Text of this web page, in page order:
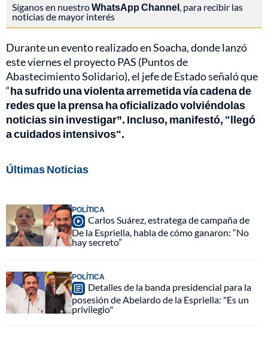
Síganos en nuestroWhatsApp Channel , para recibir las
noticias de mayor interés
Durante un evento realizado en Soacha, donde lanzó
este viernes el proyecto PAS (Puntos de
Abastecimiento Solidario), el jefe de Estado señaló que
“ha sufrido una violenta arremetida vía cadena de
redes que la prensa ha oficializado volviéndolas
noticias sin investigar”. Incluso, manifestó, "llegó
a cuidados intensivos".
Últimas Noticias
POLÍTICA
Carlos Suárez, estratega de campaña de
De la Espriella, habla de cómo ganaron: “No
hay secreto”
POLÍTICA
Detalles de la banda presidencial para la
posesión de Abelardo de la Espriella: "Es un
privilegio"